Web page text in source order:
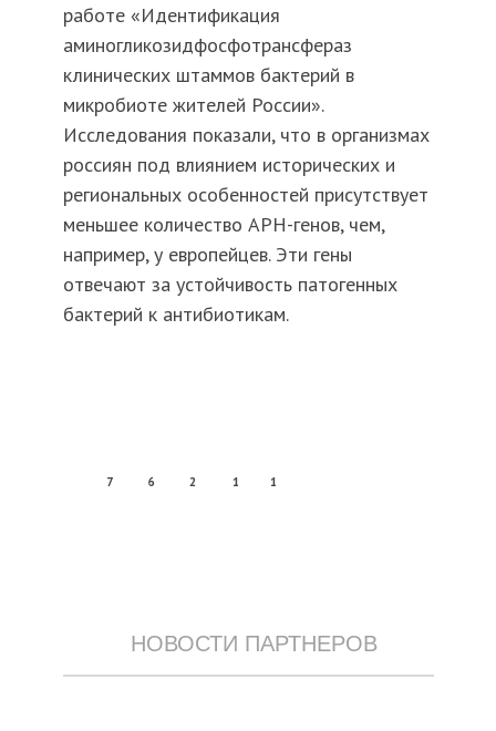
работе «Идентификация
аминогликозидфосфотрансфераз
клинических штаммов бактерий в
микробиоте жителей России».
Исследования показали, что в организмах
россиян под влиянием исторических и
региональных особенностей присутствует
меньшее количество APH-генов, чем,
например, у европейцев. Эти гены
отвечают за устойчивость патогенных
бактерий к антибиотикам.
7 6 2 1 1
НОВОСТИ ПАРТНЕРОВ